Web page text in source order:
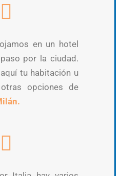
en un hotel
por la ciudad.
tu habitación u
opciones de